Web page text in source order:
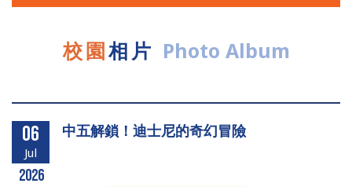
校園相片 Photo Album
06
Jul
2026
中五解鎖！迪士尼的奇幻冒險